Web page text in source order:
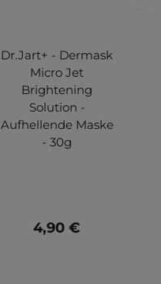
Dr.Jart+ - Dermask
Micro Jet
Brightening
Solution -
Aufhellende Maske
- 30g
4,90 €